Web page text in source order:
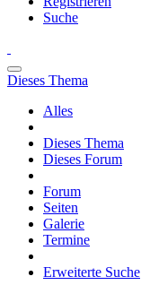
Suche
Dieses Thema
Alles
Dieses Thema
Dieses Forum
Forum
Seiten
Galerie
Termine
Erweiterte Suche